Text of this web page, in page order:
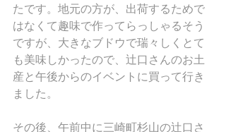
たです。地元の方が、出荷するためで
はなくて趣味で作ってらっしゃるそう
ですが、大きなブドウで瑞々しくとて
も美味しかったので、辻口さんのお土
産と午後からのイベントに買って行き
ました。
その後、午前中に三崎町杉山の辻口さ